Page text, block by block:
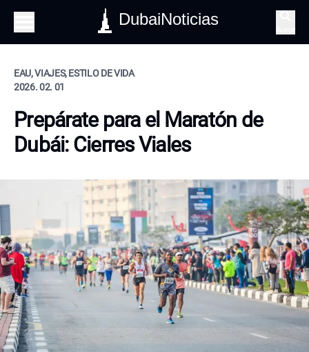
DubaiNoticias
EAU, VIAJES, ESTILO DE VIDA
2026. 02. 01
Prepárate para el Maratón de
Dubái: Cierres Viales